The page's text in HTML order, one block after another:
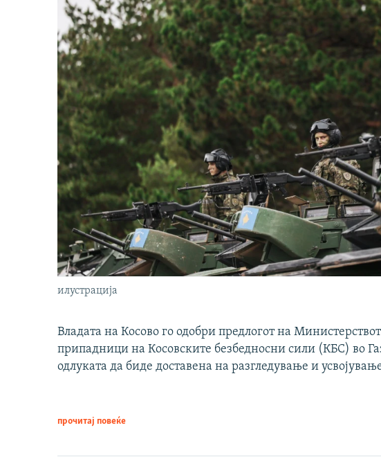
илустрација
Владата на Косово го одобри предлогот на
припадници на Косовските безбедносни сили (КБС) во
одлуката да биде доставена на разгледување и
прочитај повеќе